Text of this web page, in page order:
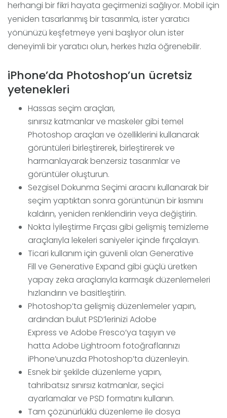
herhangi bir fikri hayata geçirmenizi sağlıyor. Mobil için
yeniden tasarlanmış bir tasarımla, ister yaratıcı
yönünüzü keşfetmeye yeni başlıyor olun ister
deneyimli bir yaratıcı olun, herkes hızla öğrenebilir.
iPhone’da Photoshop’un ücretsiz
yetenekleri
Hassas seçim araçları,
sınırsız katmanlar ve maskeler gibi temel
Photoshop araçları ve özelliklerini kullanarak
görüntüleri birleştirerek, birleştirerek ve
harmanlayarak benzersiz tasarımlar ve
görüntüler oluşturun.
Sezgisel Dokunma Seçimi aracını kullanarak bir
seçim yaptıktan sonra görüntünün bir kısmını
kaldırın, yeniden renklendirin veya değiştirin.
Nokta İyileştirme Fırçası gibi gelişmiş temizleme
araçlarıyla lekeleri saniyeler içinde fırçalayın.
Ticari kullanım için güvenli olan Generative
Fill ve Generative Expand gibi güçlü üretken
yapay zeka araçlarıyla karmaşık düzenlemeleri
hızlandırın ve basitleştirin.
Photoshop’ta gelişmiş düzenlemeler yapın,
ardından bulut PSD’lerinizi Adobe
Express ve Adobe Fresco’ya taşıyın ve
hatta Adobe Lightroom fotoğraflarınızı
iPhone’unuzda Photoshop’ta düzenleyin.
Esnek bir şekilde düzenleme yapın,
tahribatsız sınırsız katmanlar, seçici
ayarlamalar ve PSD formatını kullanın.
Tam çözünürlüklü düzenleme ile dosya